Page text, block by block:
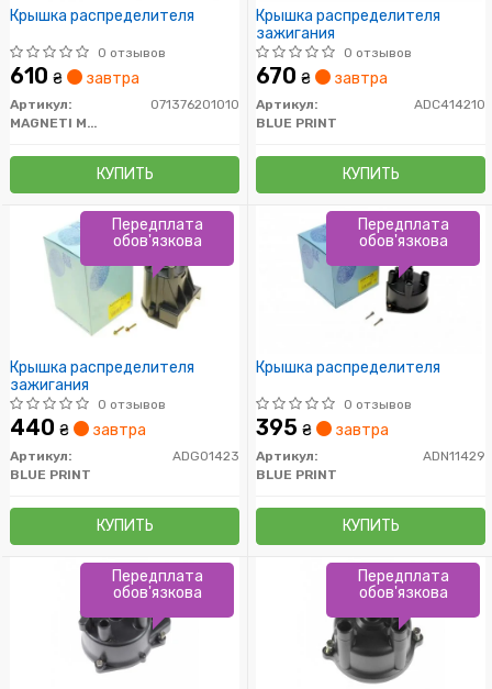
Крышка распределителя
0 отзывов
610 ₴ завтра
Артикул:
071376201010
MAGNETI MARELLI
КУПИТЬ
Крышка распределителя
зажигания
0 отзывов
670 ₴ завтра
Артикул:
ADC414210
BLUE PRINT
КУПИТЬ
Крышка распределителя
зажигания
0 отзывов
440 ₴ завтра
Артикул:
ADG01423
BLUE PRINT
КУПИТЬ
Передплата
обов'язкова
Крышка распределителя
0 отзывов
395 ₴ завтра
Артикул:
ADN11429
BLUE PRINT
КУПИТЬ
Передплата
обов'язкова
Передплата
обов'язкова
Передплата
обов'язкова